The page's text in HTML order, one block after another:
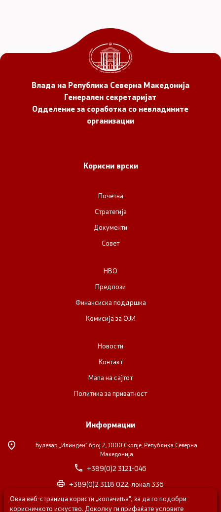
Влада на Република Северна Македонија
Генерален секретаријат
Одделение за соработка со невладините
организации
Корисни врски
Почетна
Стратегија
Документи
Совет
НВО
Предлози
Финансиска поддршка
Комисија за ОЈИ
Новости
Контакт
Мапа на сајтот
Политика за приватност
Информации
Булевар „Илинден“ број 2, 1000 Скопје, Република Северна
Македонија
+389(0)2 3121-046
+389(0)2 3118 022, локал 336
nvosorabotka@gs.gov.mk
Оваа веб-страница користи „колачиња“, за да го подобри
корисничкото искуство. Доколку ги прифаќате условите